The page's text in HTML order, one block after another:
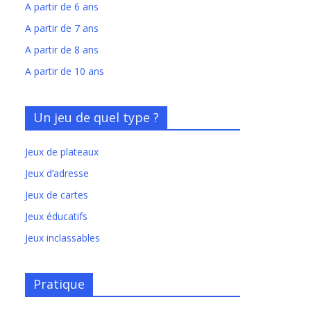
A partir de 6 ans
A partir de 7 ans
A partir de 8 ans
A partir de 10 ans
Un jeu de quel type ?
Jeux de plateaux
Jeux d’adresse
Jeux de cartes
Jeux éducatifs
Jeux inclassables
Pratique